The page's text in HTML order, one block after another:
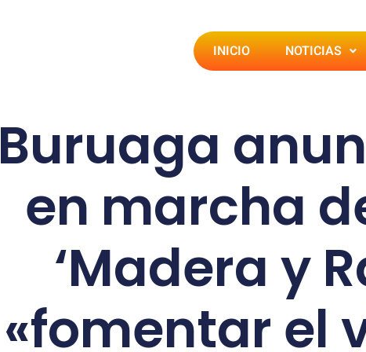
INICIO NOTICIAS
Buruaga
en marcha
‘Madera y
«fomentar el